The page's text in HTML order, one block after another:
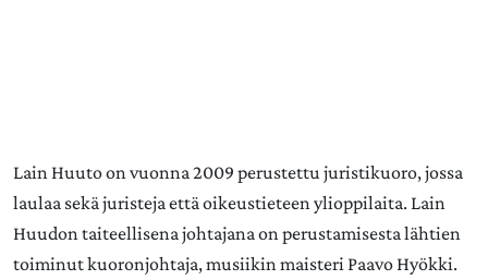
Lain Huuto on vuonna 2009 perustettu juristikuoro, jossa
laulaa sekä juristeja että oikeustieteen ylioppilaita. Lain
Huudon taiteellisena johtajana on perustamisesta lähtien
toiminut kuoronjohtaja, musiikin maisteri Paavo Hyökki.